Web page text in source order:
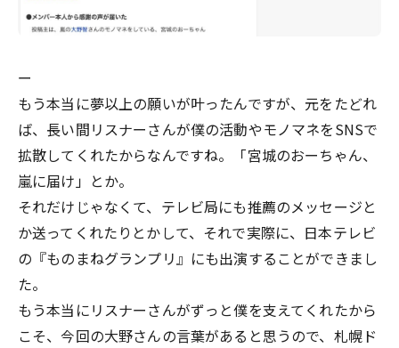
ー
もう本当に夢以上の願いが叶ったんですが、元をたどれ
ば、長い間リスナーさんが僕の活動やモノマネをSNSで
拡散してくれたからなんですね。「宮城のおーちゃん、
嵐に届け」とか。
それだけじゃなくて、テレビ局にも推薦のメッセージと
か送ってくれたりとかして、それで実際に、日本テレビ
の『ものまねグランプリ』にも出演することができまし
た。
もう本当にリスナーさんがずっと僕を支えてくれたから
こそ、今回の大野さんの言葉があると思うので、札幌ド